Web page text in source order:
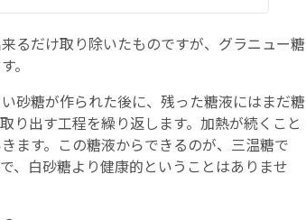
るだけ取り除いたものですが、グラニュー糖
。
砂糖が作られた後に、残った糖液にはまだ糖
り出す工程を繰り返します。加熱が続くこと
ます。この糖液からできるのが、三温糖で
、白砂糖より健康的ということはありませ